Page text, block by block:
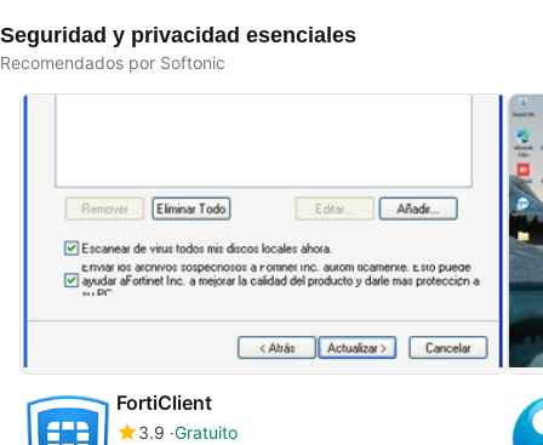
Seguridad y privacidad esenciales
Recomendados por Softonic
FortiClient
3.9 Gratuito